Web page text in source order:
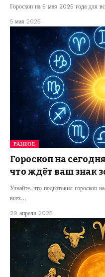
Гороскоп на 5 мая 2025 года для
5 мая 2025
РАЗНОЕ
Гороскоп на
что ждёт ваш знак
Узнайте, что подготовил гороскоп
всех…
29 апреля 2025